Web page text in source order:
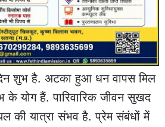
शुभ है. अटका हुआ धन वापस मिल
के योग हैं. पारिवारिक जीवन सुखद
की यात्रा संभव है. प्रेम संबंधों में